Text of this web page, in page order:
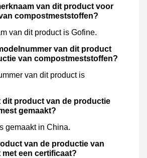
van dit product voor
compostmeststoffen?
van dit product is Gofine.
van dit product
van compostmeststoffen?
van dit product is
dit product van de productie
gemaakt?
gemaakt in China.
van de productie van
een certificaat?